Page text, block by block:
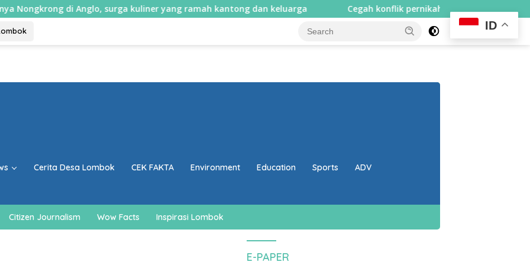
di Anglo, surga kuliner yang ramah kantong dan keluarga Cegah konflik pernikahan beda agama, Pemprov
Cerita Desa Lombok CEK FAKTA Environment Education Sports ADV
Citizen Journalism Wow Facts Inspirasi Lombok
E-PAPER
ID